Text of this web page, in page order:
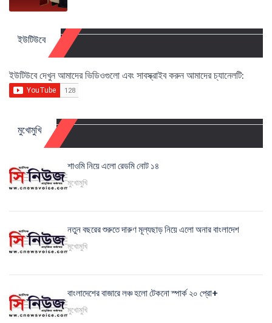
ইউটিউবে
ইউটিউবে দেখুন আমাদের ভিডিওগুলো এবং সাবস্ক্রাইব করুন আমাদের চ্যানেলটি:
মুখোমুখি
শাওমি নিয়ে এলো রেডমি নোট ১৪
মুখোমুখি
নতুন বছরের শুরুতে দারুণ মূল্যছাড় নিয়ে এলো অনার বাংলাদেশ
মুখোমুখি
বাংলাদেশের বাজারে লঞ্চ হলো টেকনো স্পার্ক ২০ প্রো+
মুখোমুখি